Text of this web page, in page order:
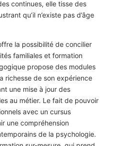
continues, elle tisse des
qu’il n’existe pas d’âge
la possibilité de concilier
familiales et formation
propose des modules
richesse de son expérience
une mise à jour des
au métier. Le fait de pouvoir
avec un cursus
une compréhension
de la psychologie.